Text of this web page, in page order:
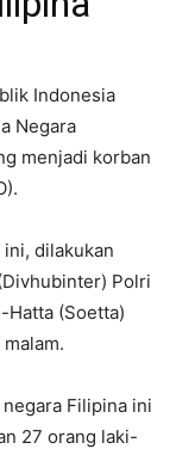
Indonesia
Negara
menjadi korban
ini, dilakukan
Polri
Hatta (Soetta)
Filipina ini
27 orang laki-